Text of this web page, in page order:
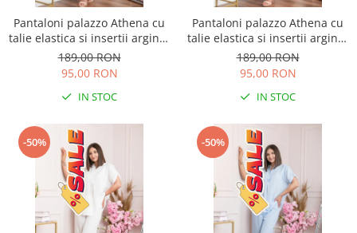
Pantaloni palazzo Athena cu
talie elastica si insertii argintii
- Roz pudrat
189,00 RON
95,00 RON
IN STOC
Pantaloni palazzo Athena cu
talie elastica si insertii argintii
- Lila
189,00 RON
95,00 RON
IN STOC
-50% -50%